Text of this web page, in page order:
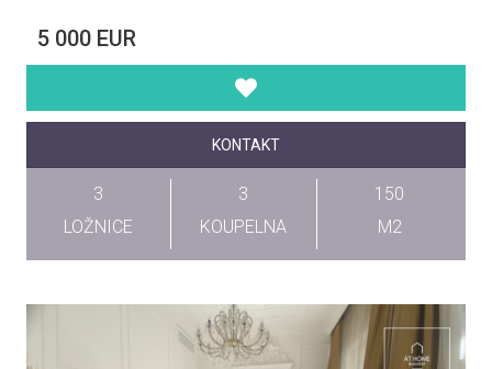
5 000 EUR
KONTAKT
3
LOŽNICE
3
KOUPELNA
150
M2